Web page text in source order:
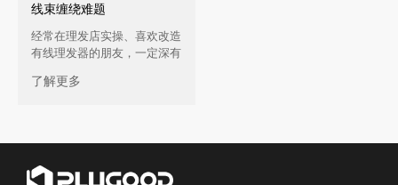
线束缠绕难题
经常在理发店实操、喜欢改造
有线理发器的朋友，一定深有
容易顺着线材接口渗入机身，
了解更多